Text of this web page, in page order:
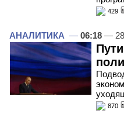
429
АНАЛИТИКА — 06:18 —
870